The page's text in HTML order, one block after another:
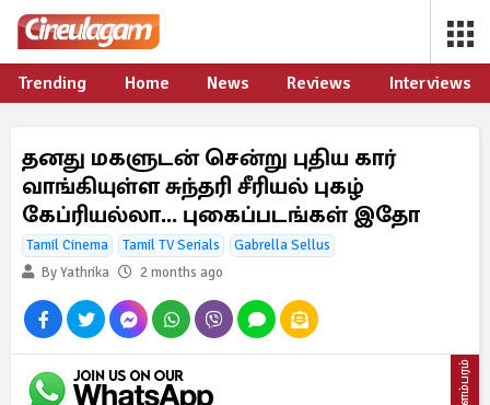
Trending Home News Reviews Interviews
தனது மகளுடன் சென்று புதிய கார்
வாங்கியுள்ள சுந்தரி சீரியல் புகழ்
கேப்ரியல்லா... புகைப்படங்கள் இதோ
Tamil Cinema Tamil TV Serials
Gabrella Sellus
By Yathrika
2 months ago
விளம்பரம்